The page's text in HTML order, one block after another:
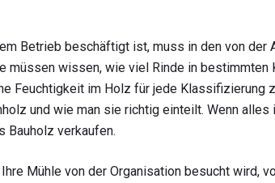
Betrieb beschäftigt ist, muss in den von der
müssen wissen, wie viel Rinde in bestimmten
Feuchtigkeit im Holz für jede Klassifizierung
und wie man sie richtig einteilt. Wenn alles
Bauholz verkaufen.
Mühle von der Organisation besucht wird,